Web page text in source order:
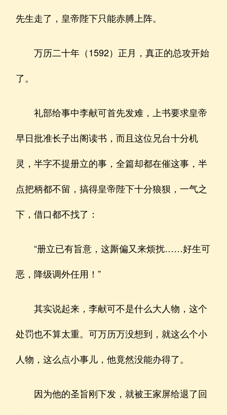
先生走了，皇帝陛下只能赤膊上阵。
万历二十年（1592）正月，真正的总攻开始
了。
礼部给事中李献可首先发难，上书要求皇帝
早日批准长子出阁读书，而且这位兄台十分机
灵，半字不提册立的事，全篇却都在催这事，半
点把柄都不留，搞得皇帝陛下十分狼狈，一气之
下，借口都不找了：
“册立已有旨意，这厮偏又来烦扰……好生可
恶，降级调外任用！”
其实说起来，李献可不是什么大人物，这个
处罚也不算太重。可万历万没想到，就这么个小
人物，这么点小事儿，他竟然没能办得了。
因为他的圣旨刚下发，就被王家屏给退了回